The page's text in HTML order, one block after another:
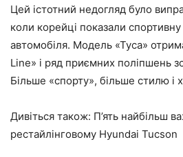
Цей істотний недогляд було
коли корейці показали
автомобіля. Модель «Туса»
Line» і ряд приємних поліпшень
Більше «спорту», більше стилю і
Дивіться також: П’ять найбільш
рестайлінговому Hyundai Tucson